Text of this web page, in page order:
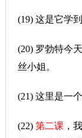
(19) 这是它学
(20) 罗勃特今
丝小姐。
(21) 这里是一
(22) 第二课，